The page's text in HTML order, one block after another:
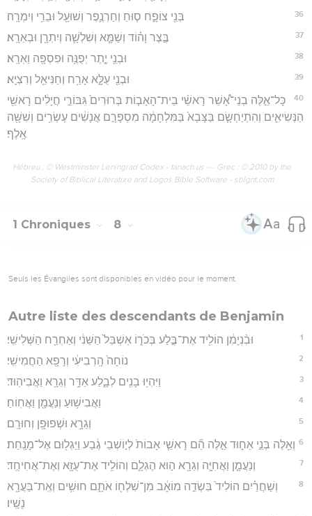
36 בְּנֵ֖י צוֹפָ֑ח ס֧וּחַ וְחַרְנֶ֛פֶר וְשׁוּעָ֖ל וּבֵרִ֥י וְיִמְרָֽה׃
37 בֶּ֣צֶר וָה֗וֹד וְשַׁמָּ֧א וְשִׁלְשָׁ֛ה וְיִתְרָ֖ן וּבְאֵרָֽא׃
38 וּבְנֵ֖י יֶ֑תֶר יְפֻנֶּ֥ה וּפִסְפָּ֖ה וַאְרָֽא׃
39 וּבְנֵ֖י עֻלָּ֑א אָרַ֥ח וְחַנִּיאֵ֖ל וְרִצְיָֽא׃
40
כָּל־אֵ֣לֶּה בְנֵי־אָ֠שֵׁר רָאשֵׁ֨י בֵית־הָאָב֤וֹת בְּרוּרִים֙ גִּבּוֹרֵ֣י חֲיָלִ֔ים רָאשֵׁ֖י
הַנְּשִׂיאִ֑ים וְהִתְיַחְשָׂ֤ם בַּצָּבָא֙ בַּמִּלְחָמָ֔ה מִסְפָּרָ֣ם אֲנָשִׁ֔ים עֶשְׂרִ֥ים וְשִׁשָּׁ֖ה
אָֽלֶף׃
Hébreu : © Westminster Leningrad Codex - tanach.us --- Grec : © 2010 by the
Society of Biblical Literature and Logos Bible Software - sblgnt.com
1 Chroniques 8
Seuls les Évangiles sont disponibles en vidéo pour le moment.
Autre liste des descendants de Benjamin
1 וּבִ֨נְיָמִ֔ן הוֹלִ֖יד אֶת־בֶּ֣לַע בְּכֹר֑וֹ אַשְׁבֵּל֙ הַשֵּׁנִ֔י וְאַחְרַ֖ח הַשְּׁלִישִֽׁי׃
2 נוֹחָה֙ הָֽרְבִיעִ֔י וְרָפָ֖א הַחֲמִישִֽׁי׃
3 וַיִּהְי֥וּ בָנִ֖ים לְבָ֑לַע אַדָּ֥ר וְגֵרָ֖א וַאֲבִיהֽוּד׃
4 וַאֲבִישׁ֥וּעַ וְנַעֲמָ֖ן וַאֲחֽוֹחַ׃
5 וְגֵרָ֥א וּשְׁפוּפָ֖ן וְחוּרָֽם׃
6 וְאֵ֖לֶּה בְּנֵ֣י אֵח֑וּד אֵ֣לֶּה הֵ֞ם רָאשֵׁ֤י אָבוֹת֙ לְי֣וֹשְׁבֵי גֶ֔בַע וַיַּגְל֖וּם אֶל־מָנָֽחַת׃
7 וְנַעֲמָ֧ן וַאֲחִיָּ֛ה וְגֵרָ֖א ה֣וּא הֶגְלָ֑ם וְהוֹלִ֥יד אֶת־עֻזָּ֖א וְאֶת־אֲחִיחֻֽד׃
8
וְשַׁחֲרַ֗יִם הוֹלִיד֙ בִּשְׂדֵ֣ה מוֹאָ֔ב מִן־שִׁלְח֖וֹ אֹתָ֑ם חוּשִׁ֥ים וְאֶֽת־בַּעֲרָ֖א
נָשָֽׁיו׃